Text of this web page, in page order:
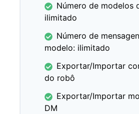
Número de modelos
ilimitado
Número de
modelo: ilimitado
Exportar/Importar
do robô
Exportar/Importar
DM